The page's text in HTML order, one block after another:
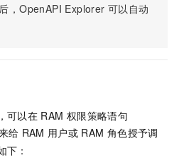
，OpenAPI Explorer 可以自动
可以在 RAM 权限策略语句
给 RAM 用户或 RAM 角色授予调
下：